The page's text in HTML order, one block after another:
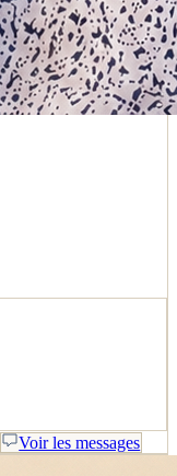
Voir les messages